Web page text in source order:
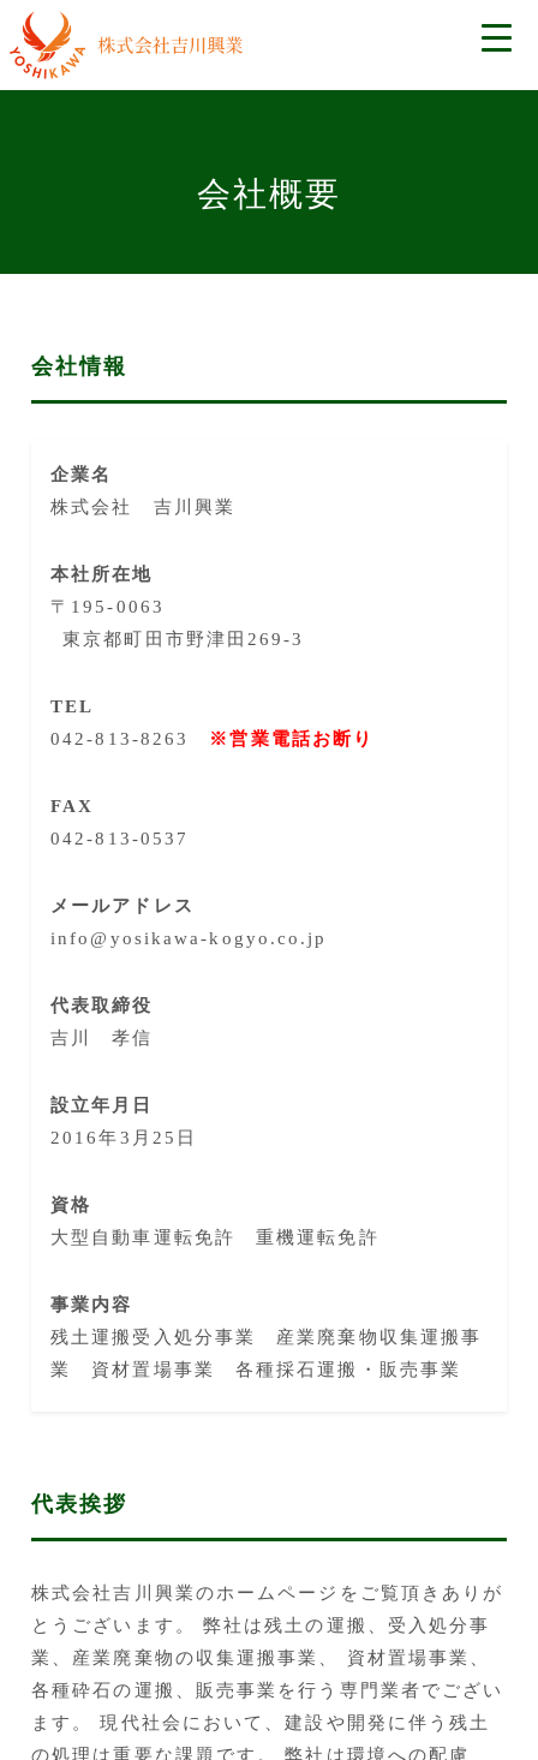
会社概要
会社情報
企業名
株式会社 吉川興業
本社所在地
〒195-0063
東京都町田市野津田269‐3
TEL
042-813-8263
※営業電話お断り
FAX
042‐813-0537
メールアドレス
info@yosikawa-kogyo.co.jp
代表取締役
吉川 孝信
設立年月日
2016年3月25日
資格
大型自動車運転免許 重機運転免許
事業内容
残土運搬受入処分事業 産業廃棄物収集運搬事
業 資材置場事業 各種採石運搬・販売事業
代表挨拶
株式会社吉川興業のホームページをご覧頂きありが
とうございます。 弊社は残土の運搬、受入処分事
業、産業廃棄物の収集運搬事業、 資材置場事業、
各種砕石の運搬、販売事業を行う専門業者でござい
ます。 現代社会において、建設や開発に伴う残土
の処理は重要な課題です。 弊社は環境への配慮